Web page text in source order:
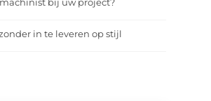
in te leveren op stijl